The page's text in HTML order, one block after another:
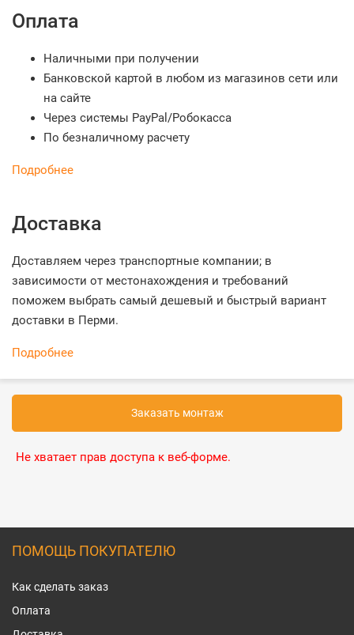
Оплата
Наличными при получении
Банковской картой в любом из магазинов сети или
на сайте
Через системы PayPal/Робокасса
По безналичному расчету
Подробнее
Доставка
Доставляем через транспортные компании; в
зависимости от местонахождения и требований
поможем выбрать самый дешевый и быстрый вариант
доставки в Перми.
Подробнее
Заказать монтаж
Не хватает прав доступа к веб-форме.
ПОМОЩЬ ПОКУПАТЕЛЮ
Как сделать заказ
Оплата